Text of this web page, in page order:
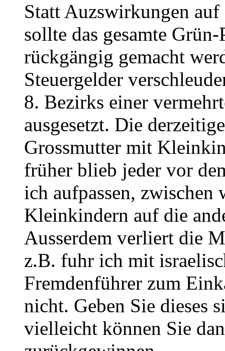
Statt Auzswirkungen
sollte das gesamte
rückgängig gemacht
Steuergelder
8. Bezirks einer
ausgesetzt. Die
Grossmutter mit
früher blieb jeder vor
ich aufpassen,
Kleinkindern auf die
Ausserdem verliert die
z.B. fuhr ich mit
Fremdenführer zum
nicht. Geben Sie dieses
vielleicht können Sie